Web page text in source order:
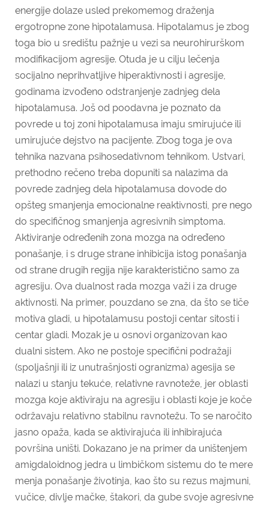
energije dolaze usled prekomemog draženja
ergotropne zone hipotalamusa. Hipotalamus je zbog
toga bio u središtu pažnje u vezi sa neurohirurškom
modifikacijom agre­sije. Otuda je u cilju lečenja
socijalno neprihvatljive hiperaktivnosti i agresije,
godinama izvođeno odstranjenje zadnjeg dela
hipotalamusa. Još od poodavna je poznato da
povrede u toj zoni hipotalamusa imaju smirujuće ili
umirujuće dejstvo na pacijente. Zbog toga je ova
tehnika nazvana psihosedativnom tehnikom. Ustvari,
prethodno rečeno treba dopuniti sa nalazima da
povrede zadnjeg dela hipotalamusa dovode do
opšteg smanjenja emocionalne reaktivnosti, pre nego
do specifičnog smanjenja agresivnih simptoma.
Aktiviranje određenih zona moz­ga na određeno
ponašanje, i s druge strane inhibicija istog ponašanja
od strane drugih regija nije karakteristično samo za
agresiju. Ova dualnost rada mozga važi i za druge
aktivnosti. Na primer, pouzdano se zna, da što se tiče
motiva gladi, u hipotalamusu postoji centar sitosti i
centar gladi. Mozak je u osnovi organizovan kao
dualni sistem. Ako ne postoje specifični podražaji
(spoljašnji ili iz unutrašnjosti ogranizma) agesija se
nalazi u stanju tekuće, relativne ravnoteže, jer oblasti
mozga koje aktiviraju na agresiju i oblasti koje je koče
održavaju relativno stabilnu ravnotežu. To se naročito
jasno opaža, kada se aktivirajuća ili inhibirajuća
površina uništi. Dokazano je na primer da uništenjem
amigdaloidnog jedra u limbičkom sistemu do te mere
menja ponašanje životinja, kao što su rezus majmuni,
vučice, divlje mačke, štakori, da gube svoje agresivne